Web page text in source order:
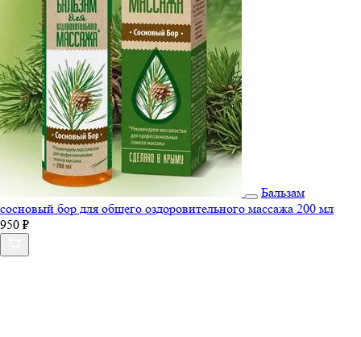
Бальзам
сосновый бор для общего оздоровительного массажа 200 мл
950 ₽